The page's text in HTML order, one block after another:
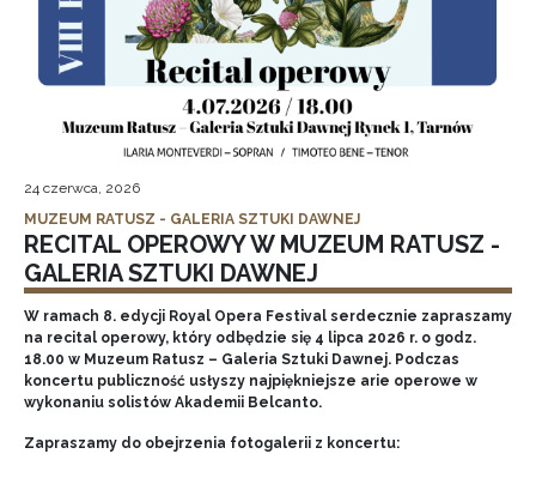
24 czerwca, 2026
MUZEUM RATUSZ - GALERIA SZTUKI DAWNEJ
RECITAL OPEROWY W MUZEUM RATUSZ -
GALERIA SZTUKI DAWNEJ
W ramach 8. edycji Royal Opera Festival serdecznie zapraszamy
na recital operowy, który odbędzie się 4 lipca 2026 r. o godz.
18.00 w Muzeum Ratusz – Galeria Sztuki Dawnej. Podczas
koncertu publiczność usłyszy najpiękniejsze arie operowe w
wykonaniu solistów Akademii Belcanto.
Zapraszamy do obejrzenia fotogalerii z koncertu: